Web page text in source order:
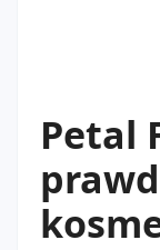
Petal